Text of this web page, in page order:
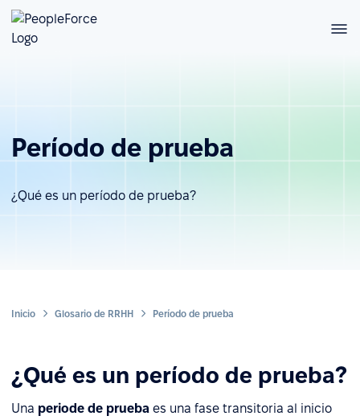
Período de prueba
¿Qué es un período de prueba?
Inicio Glosario de RRHH Período de prueba
¿Qué es un período de prueba?
Una periode de prueba es una fase transitoria al inicio